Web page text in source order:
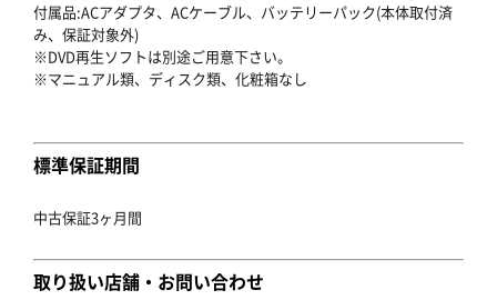
付属品:ACアダプタ、ACケーブル、バッテリーパック(本体取付済
み、保証対象外)
※DVD再生ソフトは別途ご用意下さい。
※マニュアル類、ディスク類、化粧箱なし
標準保証期間
中古保証3ヶ月間
取り扱い店舗・お問い合わせ